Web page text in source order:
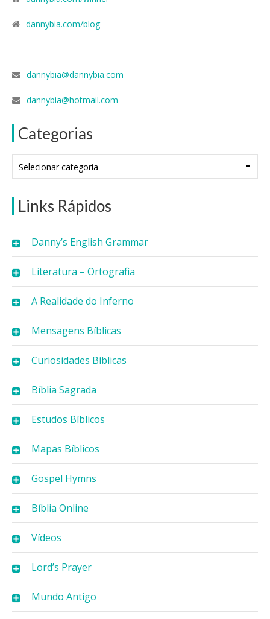
dannybia.com/blog
dannybia@dannybia.com
dannybia@hotmail.com
Categorias
Links Rápidos
Danny’s English Grammar
Literatura – Ortografia
A Realidade do Inferno
Mensagens Bíblicas
Curiosidades Bíblicas
Bíblia Sagrada
Estudos Bíblicos
Mapas Bíblicos
Gospel Hymns
Bíblia Online
Vídeos
Lord’s Prayer
Mundo Antigo